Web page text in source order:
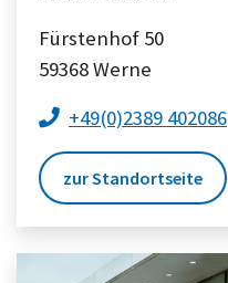
Fürstenhof 50
59368Werne
+49(0)2389 402086
zur Standortseite